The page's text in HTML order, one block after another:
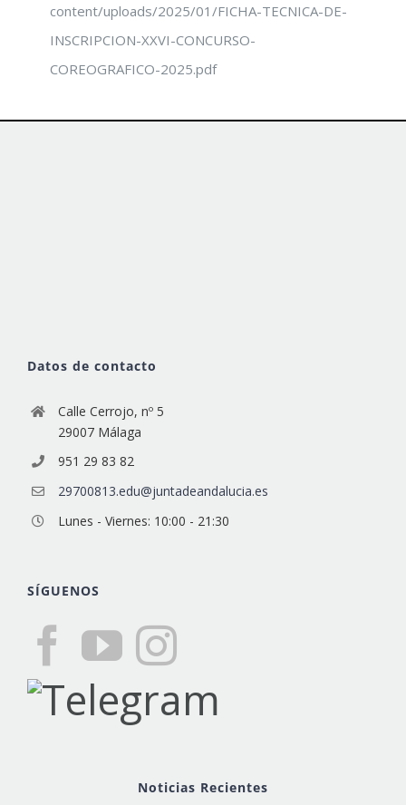
content/uploads/2025/01/FICHA-TECNICA-DE-
INSCRIPCION-XXVI-CONCURSO-
COREOGRAFICO-2025.pdf
Datos de contacto
Calle Cerrojo, nº 5
29007 Málaga
951 29 83 82
29700813.edu@juntadeandalucia.es
Lunes - Viernes: 10:00 - 21:30
SÍGUENOS
Noticias Recientes